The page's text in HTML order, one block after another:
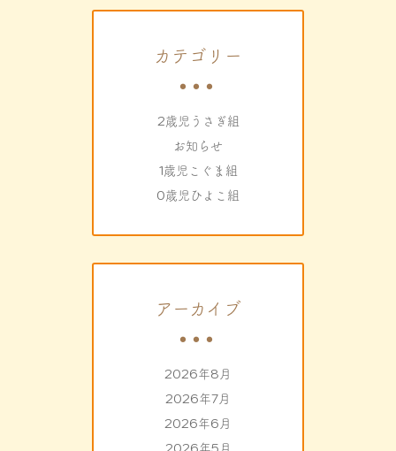
カテゴリー
2歳児うさぎ組
お知らせ
1歳児こぐま組
0歳児ひよこ組
アーカイブ
2026年8月
2026年7月
2026年6月